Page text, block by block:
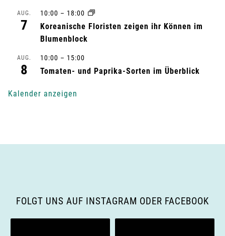
-
a
AUG.
7
10:00 – 18:00
Koreanische Floristen zeigen ihr Können im
Blumenblock
AUG.
8
10:00 – 15:00
Tomaten- und Paprika-Sorten im Überblick
Kalender anzeigen
FOLGT UNS AUF INSTAGRAM ODER FACEBOOK